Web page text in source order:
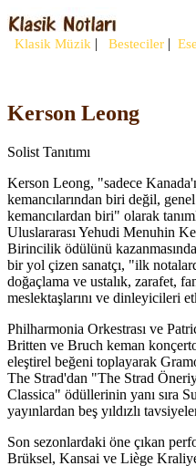
Klasik Müzik | Besteciler |
Kerson Leong
Solist Tanıtımı
Kerson Leong, "sadece
kemancılarından biri değil,
kemancılardan biri" olarak
Uluslararası Yehudi Menuhin
Birincilik ödülünü
bir yol çizen sanatçı, "ilk
doğaçlama ve ustalık, zarafet,
meslektaşlarını ve dinleyicileri
Philharmonia Orkestrası ve
Britten ve Bruch keman
eleştirel beğeni toplayarak
The Strad'dan "The Strad
Classica" ödüllerinin yanı sıra
yayınlardan beş yıldızlı
Son sezonlardaki öne çıkan
Brüksel, Kansai ve Liège